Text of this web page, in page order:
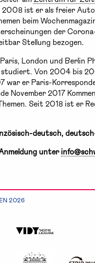
ist er als freier
beim
der
Stellung bezogen.
London und Berlin
Von 2004 bis
er Paris-
November 2017
Seit 2018 ist er
deutsch,
unter
2026